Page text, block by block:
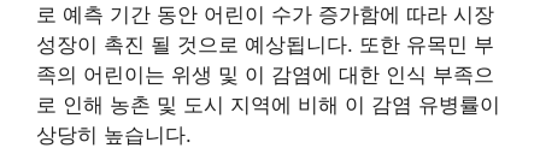
로 예측 기간 동안 어린이 수가 증가함에 따라 시장
성장이 촉진 될 것으로 예상됩니다. 또한 유목민 부
족의 어린이는 위생 및 이 감염에 대한 인식 부족으
로 인해 농촌 및 도시 지역에 비해 이 감염 유병률이
상당히 높습니다.